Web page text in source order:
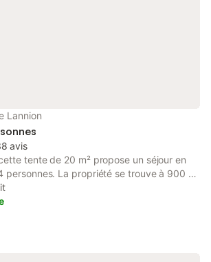
Lannion
avis
tente de 20 m² propose un séjour en
personnes. La propriété se trouve à 900 m
de Roscoat, offrant un point de
les environs. L'hébergement comprend 1
grand lit king size et d'un lit simple, ainsi